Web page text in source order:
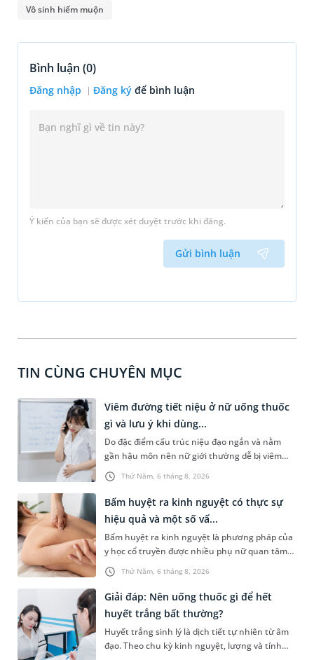
Vô sinh hiếm muộn
Bình luận (0)
Đăng nhập Đăng ký để bình luận
Ý kiến của bạn sẽ được xét duyệt trước khi đăng.
Gửi bình luận
TIN CÙNG CHUYÊN MỤC
Thứ Năm, 6 tháng 8, 2026
Viêm đường tiết niệu ở nữ uống thuốc
gì và lưu ý khi dùng...
Do đặc điểm cấu trúc niệu đạo ngắn và nằm
gần hậu môn nên nữ giới thường dễ bị viêm
đường tiết niệu hơn nam giới. Tùy theo nguyên
nhân, mức độ nhiễm trùng và tình trạng sức
khỏe của người bệnh, bác sĩ sẽ chỉ định các loại
thuốc phù hợp để kiểm soát bệnh hiệu quả.
Vậy viêm đường tiết niệu ở nữ uống thuốc gì và
cần lưu ý những gì trong quá trình điều trị? Hãy
cùng tìm hiểu trong bài viết dưới đây.
Thứ Năm, 6 tháng 8, 2026
Bấm huyệt ra kinh nguyệt có thực sự
hiệu quả và một số vấ...
Bấm huyệt ra kinh nguyệt là phương pháp của
y học cổ truyền được nhiều phụ nữ quan tâm
khi gặp tình trạng chậm kinh hoặc kinh nguyệt
không đều. Vậy phương pháp này có mang lại
hiệu quả như mong đợi không, thực hiện ra
sao và cần lưu ý những gì để đảm bảo an toàn?
Giải đáp: Nên uống thuốc gì để hết
huyết trắng bất thường?
Huyết trắng sinh lý là dịch tiết tự nhiên từ âm
đạo. Theo chu kỳ kinh nguyệt, lượng và tính